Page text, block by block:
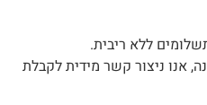
אנו ניצור קשר מידית לקבלת